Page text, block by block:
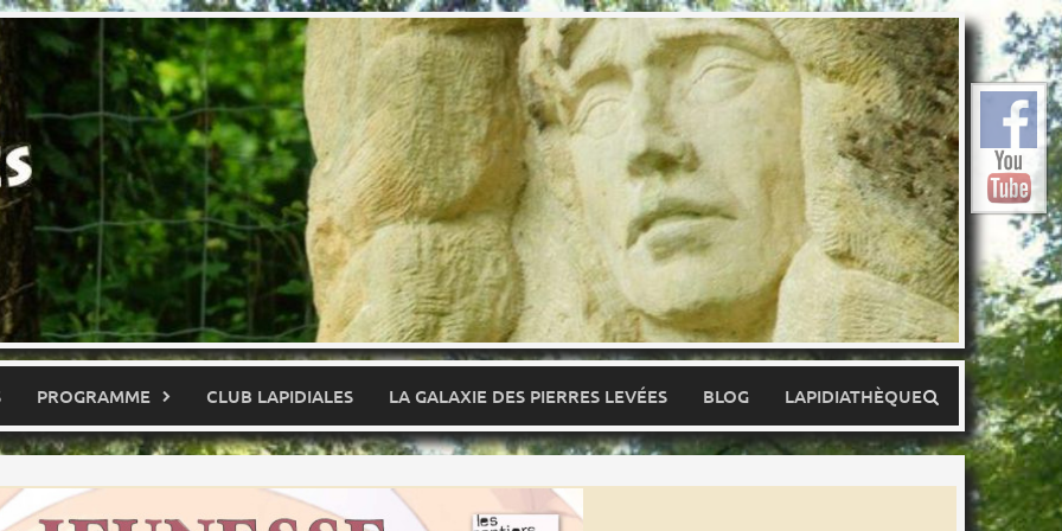
PROGRAMME CLUB LAPIDIALES LA GALAXIE DES PIERRES LEVÉES BLOG LAPIDIATHÈQUE